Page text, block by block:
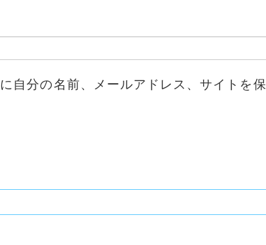
自分の名前、メールアドレス、サイトを保